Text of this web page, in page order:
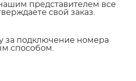
представителем все
свой заказ.
за подключение номера
способом.